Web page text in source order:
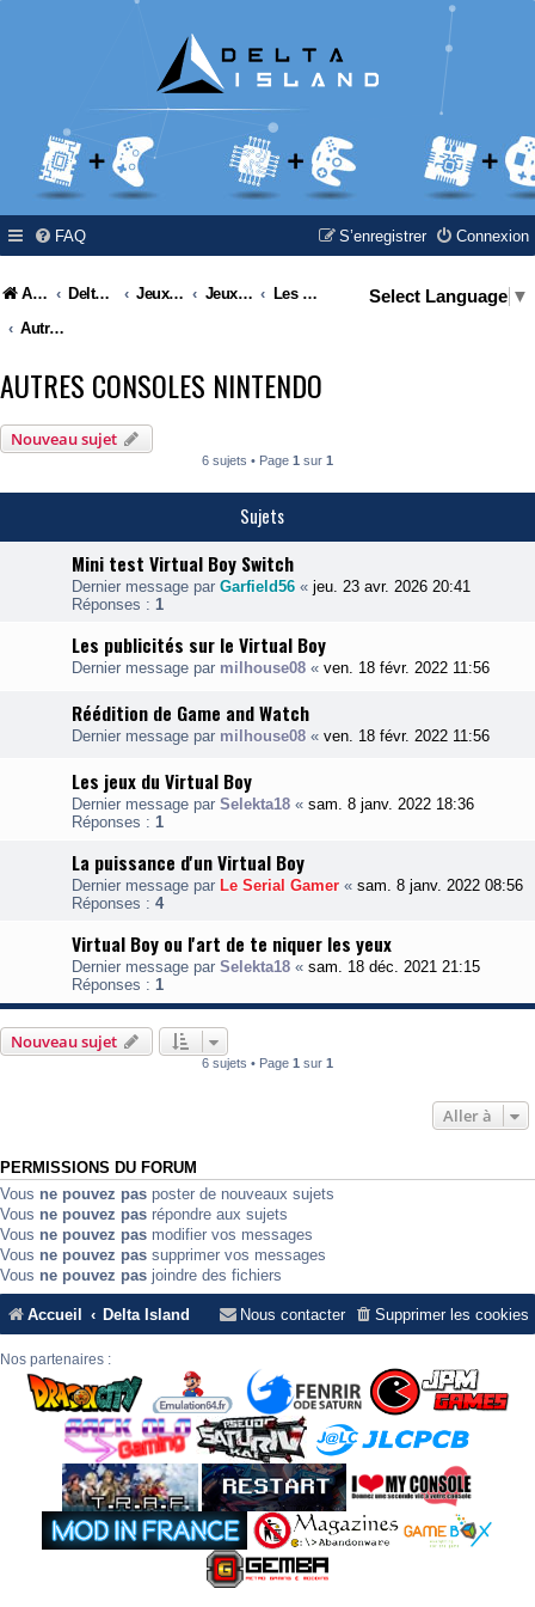
FAQ Connexion
S’enregistrer
Accueil Delta Island Jeux Video Jeux Vidéo & Retrogaming
Les consoles Nintendo
Autres consoles Nintendo
Select Language ▼
AUTRES CONSOLES NINTENDO
Nouveau sujet
6 sujets • Page 1 sur 1
Sujets
Mini test Virtual Boy Switch
Dernier message par Garfield56 « jeu. 23 avr. 2026 20:41
Réponses : 1
Les publicités sur le Virtual Boy
Dernier message par milhouse08 « ven. 18 févr. 2022 11:56
Réédition de Game and Watch
Dernier message par milhouse08 « ven. 18 févr. 2022 11:56
Les jeux du Virtual Boy
Dernier message par Selekta18 « sam. 8 janv. 2022 18:36
Réponses : 1
La puissance d'un Virtual Boy
Dernier message par Le Serial Gamer « sam. 8 janv. 2022 08:56
Réponses : 4
Virtual Boy ou l'art de te niquer les yeux
Dernier message par Selekta18 « sam. 18 déc. 2021 21:15
Réponses : 1
Nouveau sujet
6 sujets • Page 1 sur 1
Aller à
PERMISSIONS DU FORUM
Vous ne pouvez pas poster de nouveaux sujets
Vous ne pouvez pas répondre aux sujets
Vous ne pouvez pas modifier vos messages
Vous ne pouvez pas supprimer vos messages
Vous ne pouvez pas joindre des fichiers
Accueil Delta Island Supprimer les cookies
Nous contacter
Nos partenaires :